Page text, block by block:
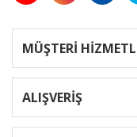
MÜŞTERİ
ALIŞVERİŞ